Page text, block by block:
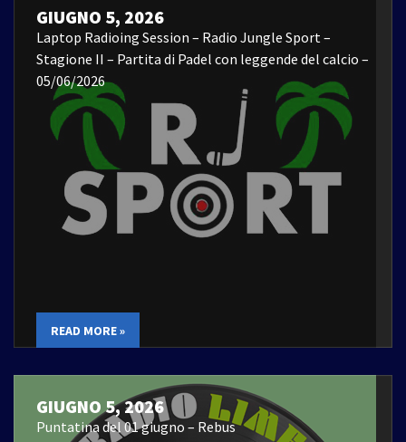
GIUGNO 5, 2026
Laptop Radioing Session – Radio Jungle Sport –
Stagione II – Partita di Padel con leggende del calcio –
05/06/2026
READ MORE »
GIUGNO 5, 2026
Puntatina del 01 giugno – Rebus